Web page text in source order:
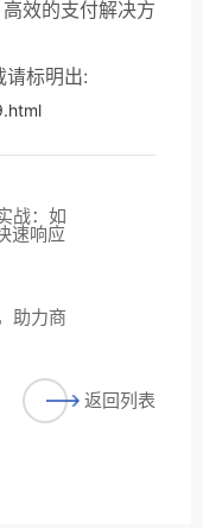
效的支付解决方
请标明出:
战：如
速响应
助力商
返回列表